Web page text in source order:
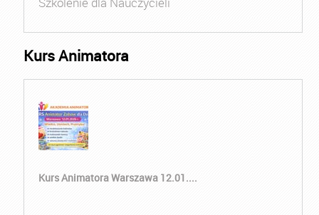
Kurs Animatora
Kurs Animatora Warszawa 12.01....